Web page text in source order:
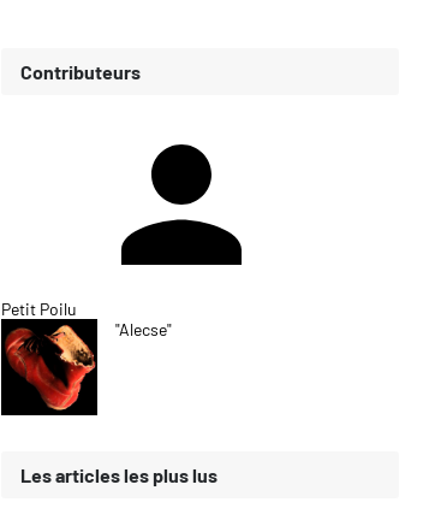
Contributeurs
Petit Poilu
"Alecse"
Les articles les plus lus